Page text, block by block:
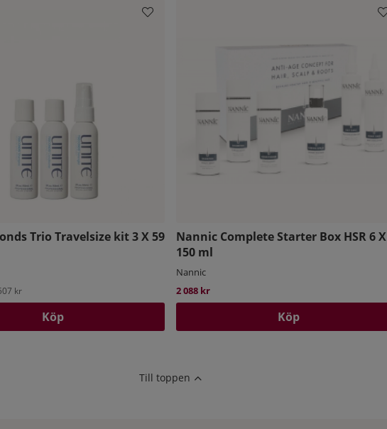
Trio Travelsize kit 3 X 59
kr
Köp
Nannic Complete Starter Box HSR 6 X
150 ml
Nannic
2 088 kr
Köp
Till toppen